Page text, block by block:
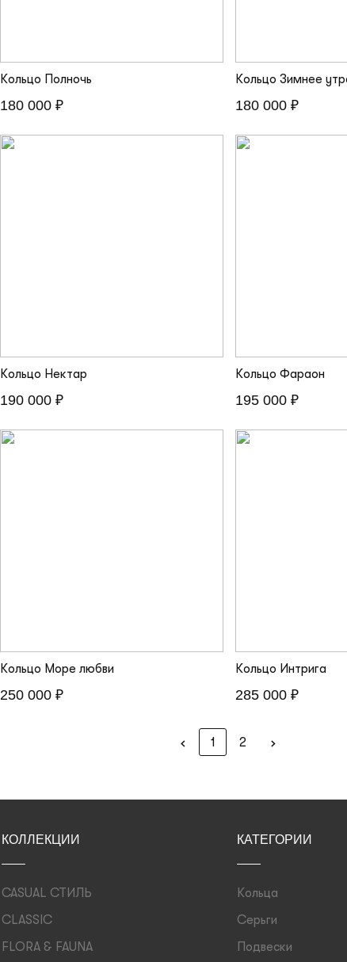
Кольцо Полночь
180 000 ₽
Кольцо Зимнее
180 000 ₽
Кольцо Нектар
190 000 ₽
Кольцо Фараон
195 000 ₽
Кольцо Море любви
250 000 ₽
Кольцо Интрига
285 000 ₽
‹ 1 2 ›
КОЛЛЕКЦИИ
CASUAL СТИЛЬ
CLASSIC
FLORA & FAUNA
КАТЕГОРИИ
Кольца
Серьги
Подвески